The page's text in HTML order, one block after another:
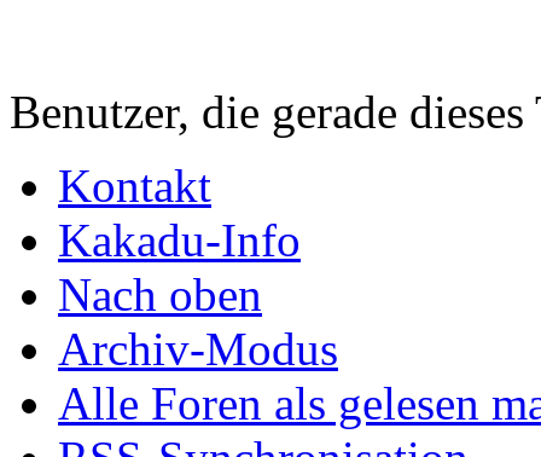
Benutzer, die gerade
Kontakt
Kakadu-Info
Nach oben
Archiv-Modus
Alle Foren als gelesen